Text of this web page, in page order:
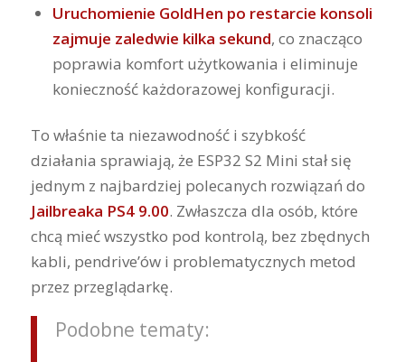
Uruchomienie GoldHen po restarcie konsoli
zajmuje zaledwie kilka sekund, co znacząco
poprawia komfort użytkowania i eliminuje
konieczność każdorazowej konfiguracji.
To właśnie ta niezawodność i szybkość
działania sprawiają, że ESP32 S2 Mini stał się
jednym z najbardziej polecanych rozwiązań do
Jailbreaka PS4 9.00. Zwłaszcza dla osób, które
chcą mieć wszystko pod kontrolą, bez zbędnych
kabli, pendrive’ów i problematycznych metod
przez przeglądarkę.
Podobne tematy: